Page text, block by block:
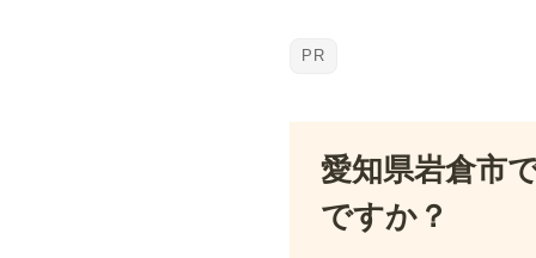
愛知県岩倉市
ですか？